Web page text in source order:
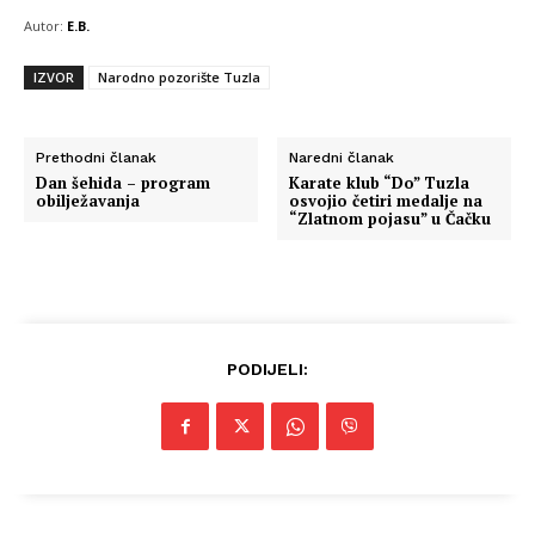
O nama
Autor: E.B.
IZVOR Narodno pozorište Tuzla
Prethodni članak
Dan šehida – program
obilježavanja
Naredni članak
Karate klub “Do” Tuzla
osvojio četiri medalje na
“Zlatnom pojasu” u Čačku
PODIJELI: